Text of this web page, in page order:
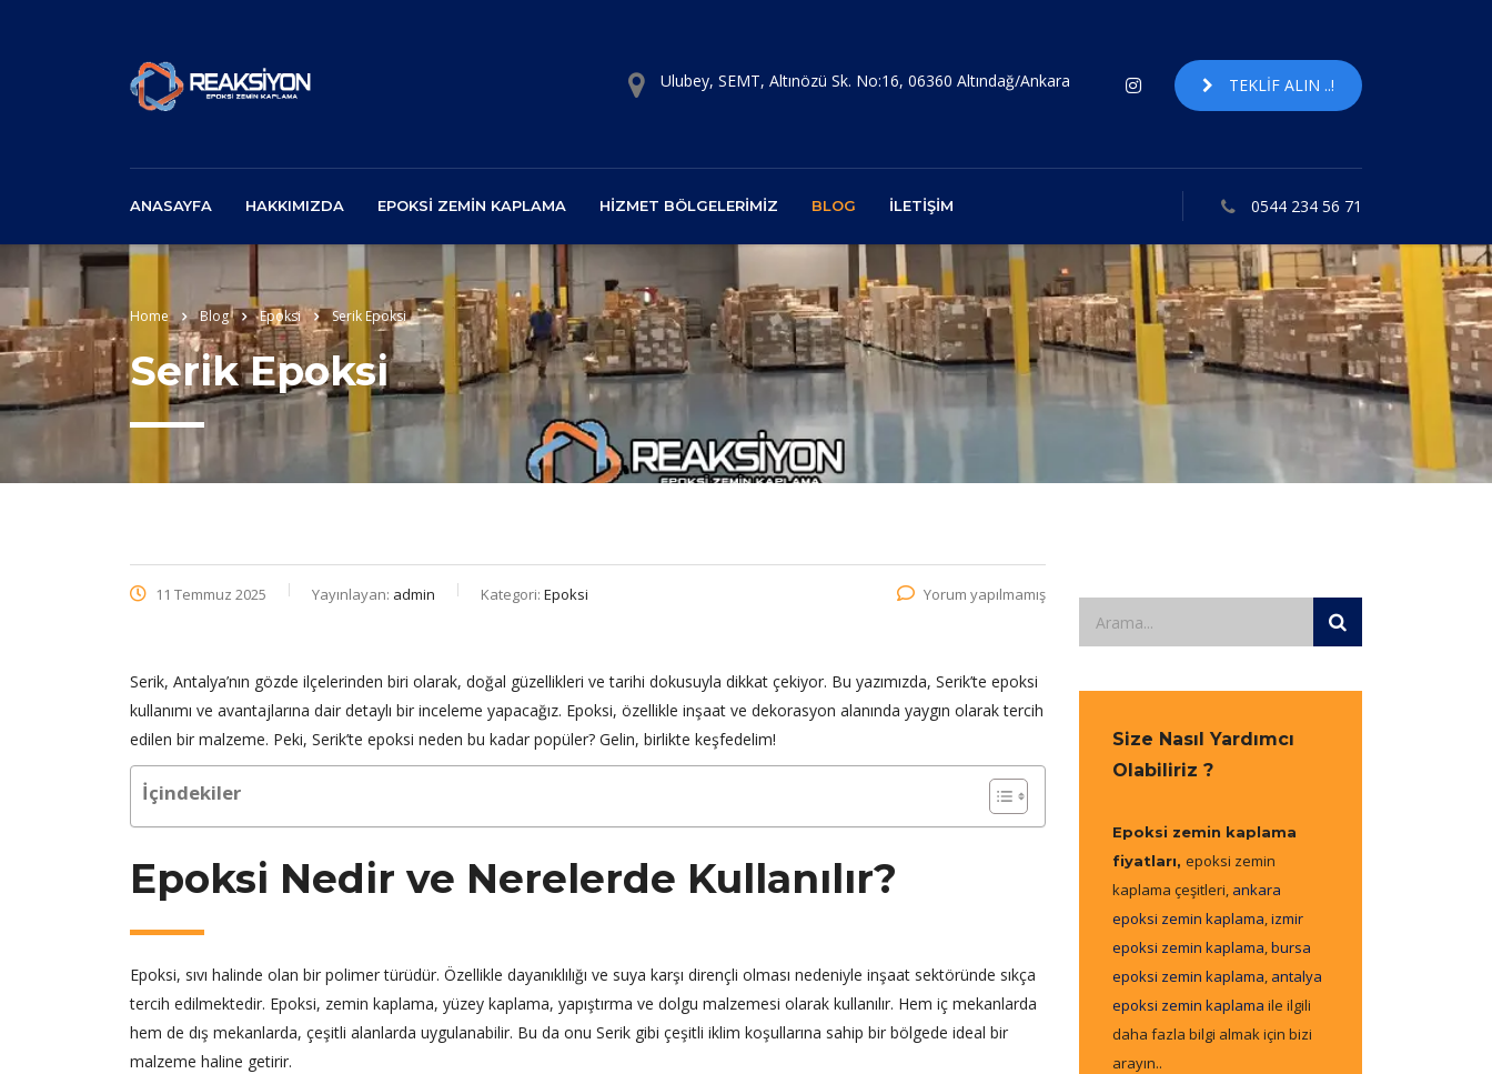
Ulubey, SEMT, Altınözü Sk. No:16, 06360 Altındağ/Ankara TEKLIF ALIN ..!
ANASAYFA HAKKIMIZDA EPOKSI ZEMIN KAPLAMA HIZMET BÖLGELERIMIZ BLOG İLETIŞIM 0544 234 56 71
Home Blog Epoksi Serik Epoksi
Serik Epoksi
11 Temmuz 2025 Yayınlayan: admin Kategori: Epoksi Yorum yapılmamış
Serik, Antalya’nın gözde ilçelerinden biri olarak, doğal güzellikleri ve tarihi dokusuyla dikkat çekiyor. Bu yazımızda, Serik’te epoksi
kullanımı ve avantajlarına dair detaylı bir inceleme yapacağız. Epoksi, özellikle inşaat ve dekorasyon alanında yaygın olarak tercih
edilen bir malzeme. Peki, Serik’te epoksi neden bu kadar popüler? Gelin, birlikte keşfedelim!
İçindekiler
Epoksi Nedir ve Nerelerde Kullanılır?
Epoksi, sıvı halinde olan bir polimer türüdür. Özellikle dayanıklılığı ve suya karşı dirençli olması nedeniyle inşaat sektöründe sıkça
tercih edilmektedir. Epoksi, zemin kaplama, yüzey kaplama, yapıştırma ve dolgu malzemesi olarak kullanılır. Hem iç mekanlarda
hem de dış mekanlarda, çeşitli alanlarda uygulanabilir. Bu da onu Serik gibi çeşitli iklim koşullarına sahip bir bölgede ideal bir
malzeme haline getirir.
Size Nasıl Yardımcı
Olabiliriz ?
Epoksi zemin kaplama
fiyatları, epoksi zemin
kaplama çeşitleri, ankara
epoksi zemin kaplama,izmir
epoksi zemin kaplama,bursa
epoksi zemin kaplama, antalya
epoksi zemin kaplama ile ilgili
daha fazla bilgi almak için bizi
arayın..